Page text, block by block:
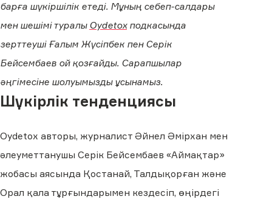
барға шүкіршілік етеді. Мұның себеп-салдары
мен шешімі туралы Oydetoxподкасында
зерттеуші Ғалым Жүсіпбек пен Серік
Бейсембаев ой қозғайды. Сарапшылар
әңгімесіне шолуымызды ұсынамыз.
Шүкірлік тенденциясы
Oydetox авторы, журналист Әйнел Әмірхан мен
әлеуметтанушы Серік Бейсембаев «Аймақтар»
жобасы аясында Қостанай, Талдықорған және
Орал қала тұрғындарымен кездесіп, өңірдегі